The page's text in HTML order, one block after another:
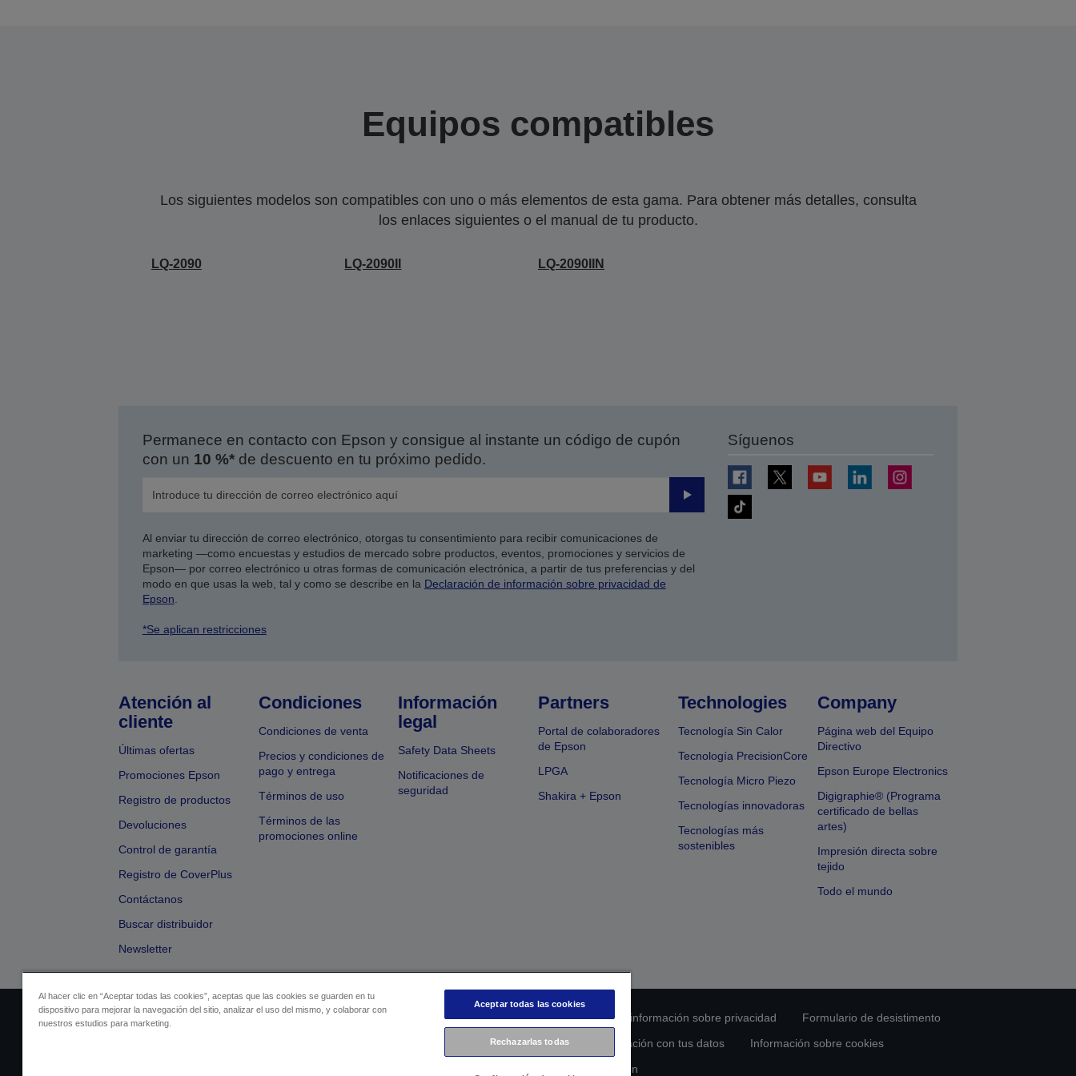
Equipos compatibles
Los siguientes modelos son compatibles con uno o más elementos de esta gama. Para obtener más detalles, consulta
los enlaces siguientes o el manual de tu producto.
LQ-2090 LQ-2090II LQ-2090IIN
Permanece en contacto con Epson y consigue al instante un código de cupón
con un 10 %*de descuento en tu próximo pedido.
Enviar
Al enviar tu dirección de correo electrónico, otorgas tu consentimiento para recibir comunicaciones de
marketing —como encuestas y estudios de mercado sobre productos, eventos, promociones y servicios de
Epson— por correo electrónico u otras formas de comunicación electrónica, a partir de tus preferencias y del
modo en que usas la web, tal y como se describe en la Declaración de información sobre privacidad de
Epson
*Se aplican restricciones
Síguenos
Atención al
cliente
Últimas ofertas
Promociones Epson
Registro de productos
Devoluciones
Control de garantía
Registro de CoverPlus
Contáctanos
Buscar distribuidor
Newsletter
Condiciones
Condiciones de venta
Precios y condiciones de
pago y entrega
Términos de uso
Términos de las
promociones online
Información
legal
Safety Data Sheets
Notificaciones de
seguridad
Partners
Portal de colaboradores
de Epson
LPGA
Shakira + Epson
Technologies
Tecnología Sin Calor
Tecnología PrecisionCore
Tecnología Micro Piezo
Tecnologías innovadoras
Tecnologías más
sostenibles
Company
Página web del Equipo
Directivo
Epson Europe Electronics
Digigraphie® (Programa
certificado de bellas
artes)
Impresión directa sobre
tejido
Todo el mundo
Identificación del vendedor Identificación de cumplimiento de los productos Declaración de información sobre privacidad
Formulario de desistimento
Ponte en contacto con nosotros en relación con tus datos
Información sobre cookies
Compromiso de accesibilidad de Epson
Al hacer clic en “Aceptar todas las cookies”, aceptas que las cookies se guarden en tu
dispositivo para mejorar la navegación del sitio, analizar el uso del mismo, y colaborar con
nuestros estudios para marketing.
Aceptar todas las cookies
Rechazarlas todas